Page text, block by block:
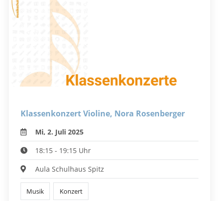
Klassenkonzert Violine, Nora Rosenberger
Mi, 2. Juli 2025
18:15 - 19:15 Uhr
Aula Schulhaus Spitz
Musik Konzert